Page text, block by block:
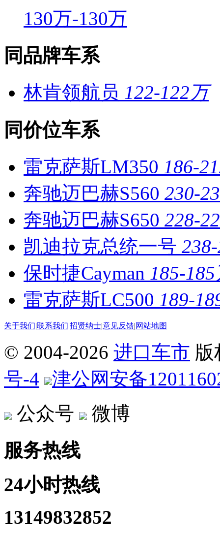
130万-130万
同品牌车系
林肯领航员 122-122万
同价位车系
雷克萨斯LM350 186-
奔驰迈巴赫S560 230-
奔驰迈巴赫S650 228-
凯迪拉克总统一号
保时捷Cayman 185-
雷克萨斯LC500 189-
关于我们|联系我们|招贤纳士|意见反馈|网站地图
© 2004-2026 进口车市
号-4
津公网安备
公众号
微博
服务热线
24小时热线
13149832852